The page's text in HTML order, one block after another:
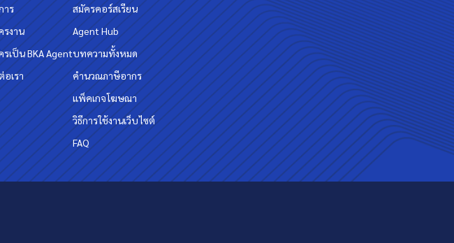
าร
รงาน
รเป็น BKA Agent
อเรา
สมัครคอร์สเรียน
Agent Hub
บทความทั้งหมด
คำนวณภาษีอากร
แพ็คเกจโฆษณา
วิธีการใช้งานเว็บไซต์
FAQ